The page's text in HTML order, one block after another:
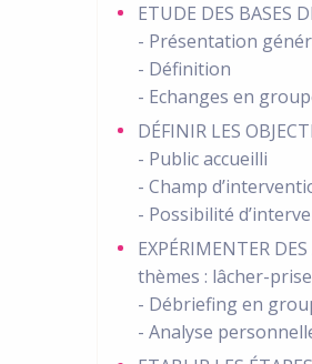
ETUDE DES BASES
- Présentation
- Définition
- Echanges en
DÉFINIR LES
- Public accueilli
- Champ
- Possibilité
EXPÉRIMENTER
thèmes : lâcher-
- Débriefing en
- Analyse